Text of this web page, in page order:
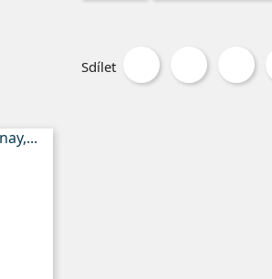
Sdílet